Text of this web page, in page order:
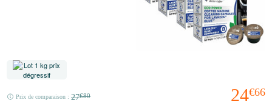
24€66
Prix de comparaison : 27€80